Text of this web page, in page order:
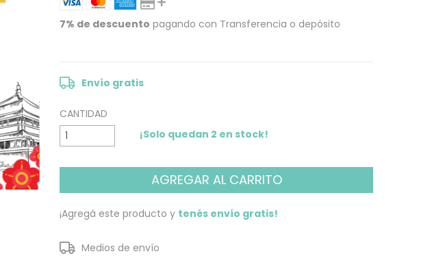
7% de descuento pagando con Transferencia o depósito
Envío gratis
CANTIDAD
¡Solo quedan 2 en stock!
¡Agregá este producto y tenés envío gratis!
Entregas para el CP:
Medios de envío